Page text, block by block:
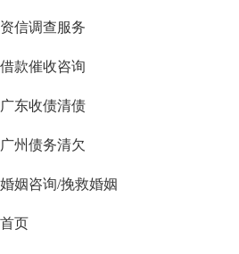
资信调查服务
借款催收咨询
广东收债清债
广州债务清欠
婚姻咨询/挽救婚姻
首页